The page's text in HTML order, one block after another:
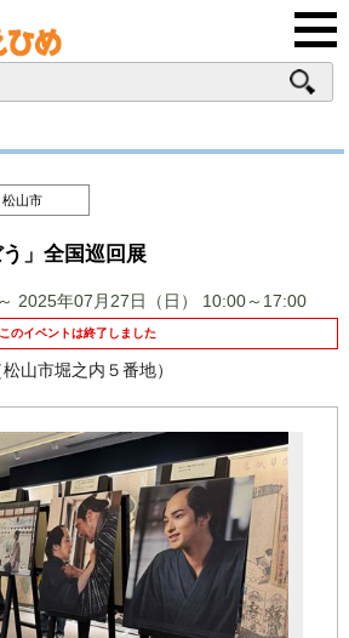
松山市
」全国巡回展
2025年07月27日（日） 10:00～17:00
このイベントは終了しました
山市堀之内５番地）